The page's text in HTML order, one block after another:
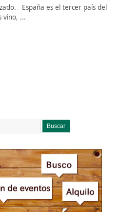
España es el tercer país del
vino, ...